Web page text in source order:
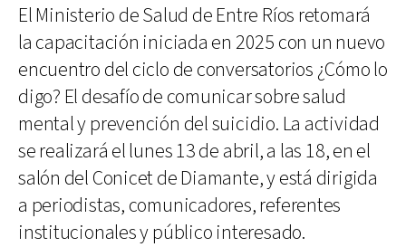
El Ministerio de Salud de Entre Ríos retomará
la capacitación iniciada en 2025 con un nuevo
encuentro del ciclo de conversatorios ¿Cómo lo
digo? El desafío de comunicar sobre salud
mental y prevención del suicidio. La actividad
se realizará el lunes 13 de abril, a las 18, en el
salón del Conicet de Diamante, y está dirigida
a periodistas, comunicadores, referentes
institucionales y público interesado.